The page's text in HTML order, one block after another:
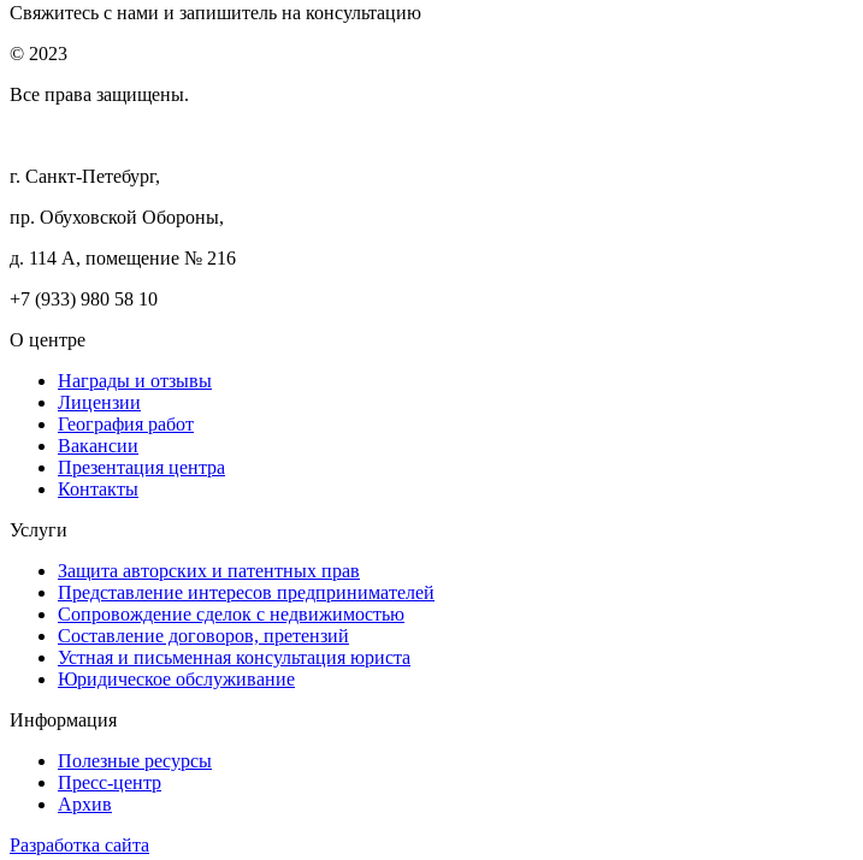
Свяжитесь с нами и запишитель на консультацию
© 2023
Все права защищены.
г. Санкт-Петебург,
пр. Обуховской Обороны,
д. 114 А, помещение № 216
+7 (933) 980 58 10
О центре
Награды и отзывы
Лицензии
География работ
Вакансии
Презентация центра
Контакты
Услуги
Защита авторских и патентных прав
Представление интересов предпринимателей
Сопровождение сделок с недвижимостью
Составление договоров, претензий
Устная и письменная консультация юриста
Юридическое обслуживание
Информация
Полезные ресурсы
Пресс-центр
Архив
Разработка сайта